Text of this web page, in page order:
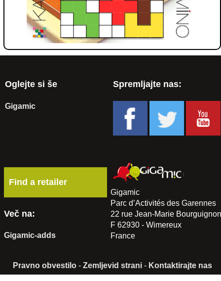
Oglejte si še
Gigamic
Spremljajte nas:
Find a retailer
Več na:
Gigamic-adds
Gigamic
Parc d’Activités des Garennes
22 rue Jean-Marie Bourguignon
F 62930 - Wimereux
France
Pravno obvestilo -Zemljevid strani - Kontaktirajte nas